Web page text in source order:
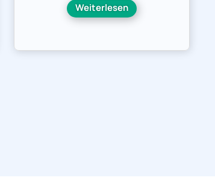
Weiterlesen